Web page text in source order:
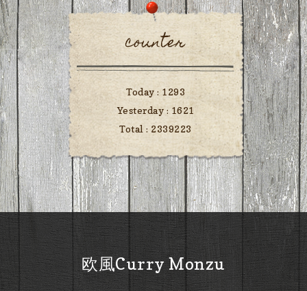
counter
Today : 1293
Yesterday : 1621
Total : 2339223
欧風Curry Monzu